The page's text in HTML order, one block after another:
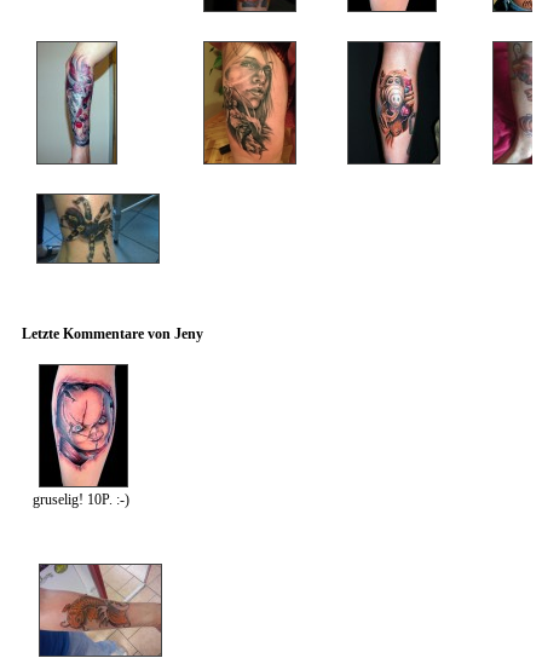
Letzte Kommentare von Jeny
gruselig! 10P. :-)